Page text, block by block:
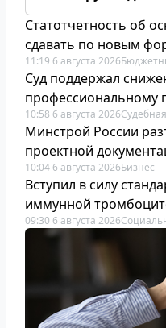
Статотчетность об
сдавать по новым
11:19 6 августа 2026
Суд поддержал
профессиональному
10:58 6 августа 2026
Минстрой России
проектной
10:04 6 августа 2026Бизнес
Вступил в силу
иммунной
09:30 6 августа 2026